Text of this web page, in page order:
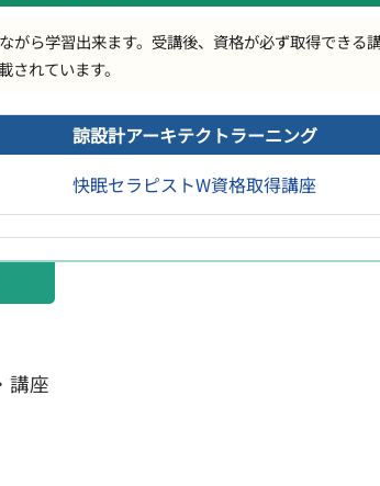
がら学習出来ます。受講後、資格が必ず取得できる
れています。
諒設計アーキテクトラーニング
快眠セラピストW資格取得講座
講座